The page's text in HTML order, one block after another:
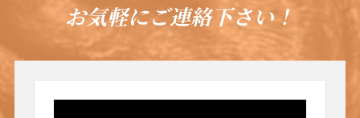
お気軽にご連絡下さい！